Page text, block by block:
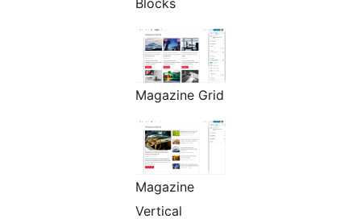
Magazine Grid
Magazine
Vertical